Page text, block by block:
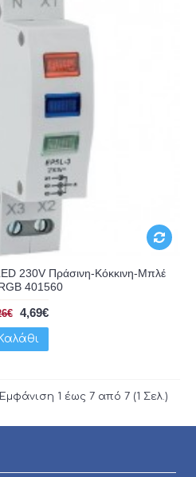
230V Πράσινη-Κόκκινη-Μπλέ
401560
4,69€
Εμφάνιση 1 έως 7 από 7 (1 Σελ.)